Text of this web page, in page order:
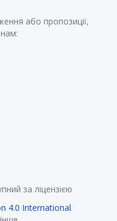
або пропозиції,
за ліцензією
4.0 International